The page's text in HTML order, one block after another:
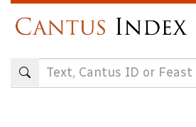
content